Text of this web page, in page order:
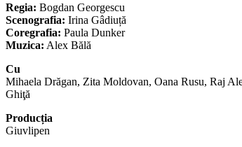
Regia: Bogdan Georgescu
Scenografia: Irina Gâdiuță
Coregrafia: Paula Dunker
Muzica: Alex Bălă
Cu
Mihaela Drăgan, Zita Moldovan, Oana Rusu, Raj
Ghiţă
Producția
Giuvlipen